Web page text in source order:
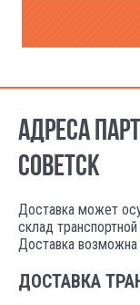
АДРЕСА
СОВЕТСК
Доставка может
склад
Доставка
ДОСТАВКА